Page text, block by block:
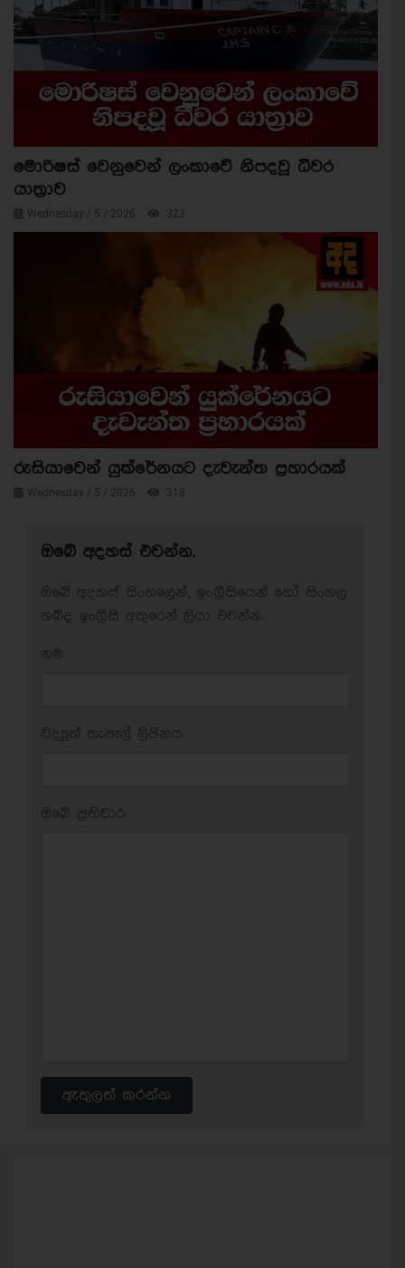
මොරිෂස් වෙනුවෙන් ලංකාවේ නිපදවූ ධීවර
යාත්‍රාව
Wednesday / 5 / 2026 323
රුසියාවෙන් යුක්රේනයට දැවැන්ත ප්‍රහාරයක්
Wednesday / 5 / 2026 318
ඔබේ අදහස් එවන්න.
ඇතුලත් කරන්න